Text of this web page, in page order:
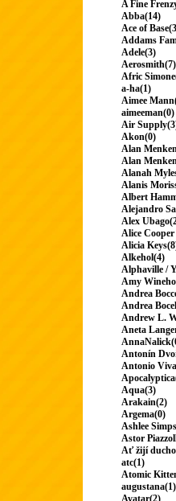
A Fine
Abba(14)
Ace of
Addams
Adele(3)
Aerosmith(7)
Afric
a-ha(1)
Aimee
aimeeman(0)
Air
Akon(0)
Alan
Alan
Alanah
Alanis
Albert
Alejandro
Alex
Alice Cooper
Alicia
Alkehol(4)
Alphaville /
Amy
Andrea
Andrea
Andrew L.
Aneta
Antonín
Antonio
Aqua(3)
Arakain(2)
Argema(0)
Ashlee
Astor
Ať žijí
atc(1)
Atomic
augustana(1)
Avatar(2)